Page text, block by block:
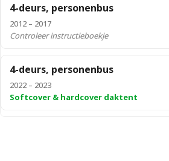
4-deurs, personenbus
2012 – 2017
Controleer instructieboekje
4-deurs, personenbus
2022 – 2023
Softcover & hardcover daktent